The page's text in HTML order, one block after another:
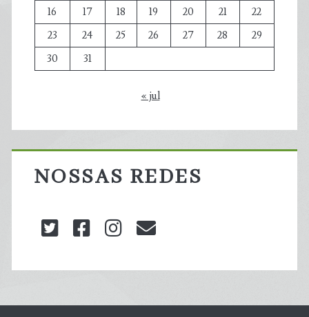
16
17 18 19 20 21
22
23
24 25 26 27 28
29
30
31
« jul
NOSSAS REDES
twitterfacebookinstagram